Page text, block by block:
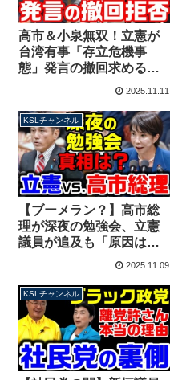
高市＆小泉無双！立憲が
台湾有事「存立危機事
態」発言の撤回求めるも
一蹴されてしまう【KSL
2025.11.11
KSLチャンネル
【ブーメラン？】高市総
理が深夜の勉強会、立憲
議員が追及も「原因は立
憲」と批判殺到→真相
2025.11.09
KSLチャンネル